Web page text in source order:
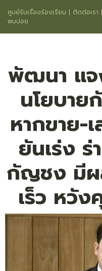
ศูนย์รับเรื่องร้องเรียน | ติดต่อเรา |
พบบ่อย
พัฒนา แจ
นโยบาย
หากขาย-
ยันเร่ง
กัญชง มีผ
เร็ว หวั